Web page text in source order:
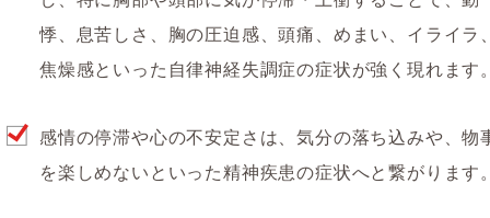
悸、息苦しさ、胸の圧迫感、頭痛、めまい、イライラ、
焦燥感といった自律神経失調症の症状が強く現れます。
感情の停滞や心の不安定さは、気分の落ち込みや、物
を楽しめないといった精神疾患の症状へと繋がります。